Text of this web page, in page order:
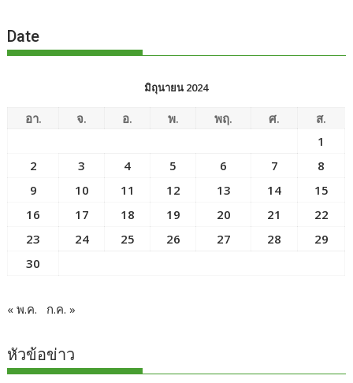
Date
มิถุนายน 2024
อา. จ. อ. พ. พฤ. ศ.
ส.
1
2
3 4 5 6 7
8
9
10 11 12 13 14
15
16
17 18 19 20 21
22
23
24 25 26 27 28
29
30
« พ.ค. ก.ค. »
หัวข้อข่าว